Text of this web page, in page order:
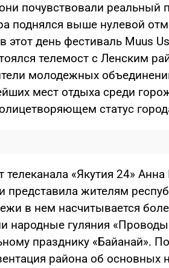
почувствовали реальный
поднялся выше нулевой
этот день фестиваль Muus
телемост с Ленским
молодежных
мест отдыха среди
статус
телеканала «Якутия 24»
представила жителям
в нем насчитывается
народные гуляния
празднику «Байанай».
района об основных